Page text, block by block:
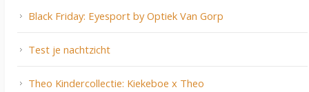
Black Friday: Eyesport by Optiek Van Gorp
Test je nachtzicht
Theo Kindercollectie: Kiekeboe x Theo